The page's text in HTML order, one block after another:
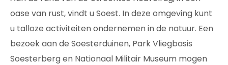
oase van rust, vindt u Soest. In deze omgeving kunt
u talloze activiteiten ondernemen in de natuur. Een
bezoek aan de Soesterduinen, Park Vliegbasis
Soesterberg en Nationaal Militair Museum mogen